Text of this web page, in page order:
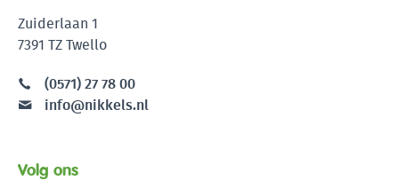
Zuiderlaan 1
7391 TZ Twello
(0571) 27 78 00
info@nikkels.nl
Volg ons